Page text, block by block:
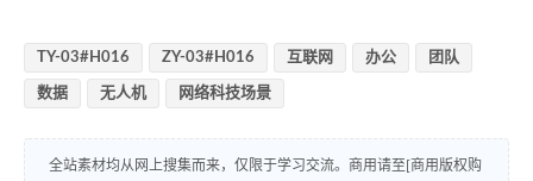
TY-03#H016 ZY-03#H016 互联网 办公 团队
数据 无人机 网络科技场景
全站素材均从网上搜集而来，仅限于学习交流。商用请至[商用版权购